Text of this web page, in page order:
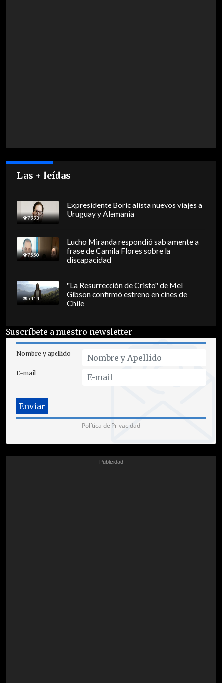
Las + leídas
7993
Expresidente Boric alista nuevos viajes a
Uruguay y Alemania
7550
Lucho Miranda respondió sabiamente a
frase de Camila Flores sobre la
discapacidad
5414
"La Resurrección de Cristo" de Mel
Gibson confirmó estreno en cines de
Chile
Suscríbete a nuestro newsletter
Nombre y apellido
E-mail
Política de Privacidad